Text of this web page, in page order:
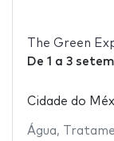
The Green
De 1 a 3
Cidade do
Água,